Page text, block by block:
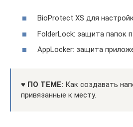
BioProtect XS для
FolderLock: защита папок
AppLocker: защита
♥ ПО ТЕМЕ: Как создавать
привязанные к месту.